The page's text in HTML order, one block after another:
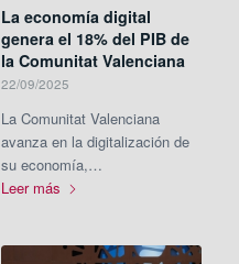
La economía digital
genera el 18% del PIB de
la Comunitat Valenciana
22/09/2025
La Comunitat Valenciana
avanza en la digitalización de
su economía,…
Leer más